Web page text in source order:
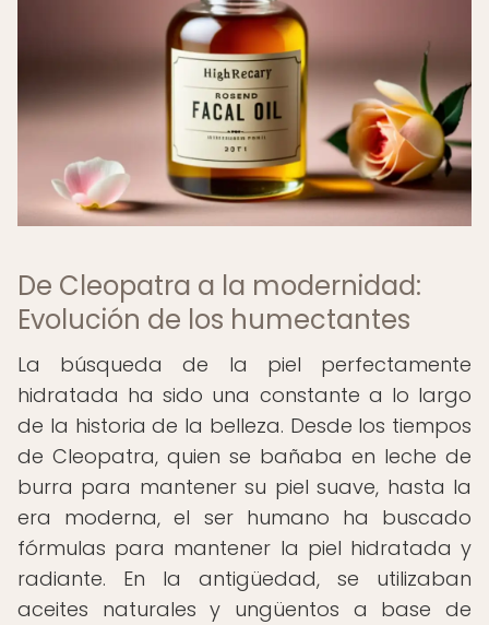
De Cleopatra a la modernidad:
Evolución de los humectantes
La búsqueda de la piel perfectamente
hidratada ha sido una constante a lo largo
de la historia de la belleza. Desde los tiempos
de Cleopatra, quien se bañaba en leche de
burra para mantener su piel suave, hasta la
era moderna, el ser humano ha buscado
fórmulas para mantener la piel hidratada y
radiante. En la antigüedad, se utilizaban
aceites naturales y ungüentos a base de